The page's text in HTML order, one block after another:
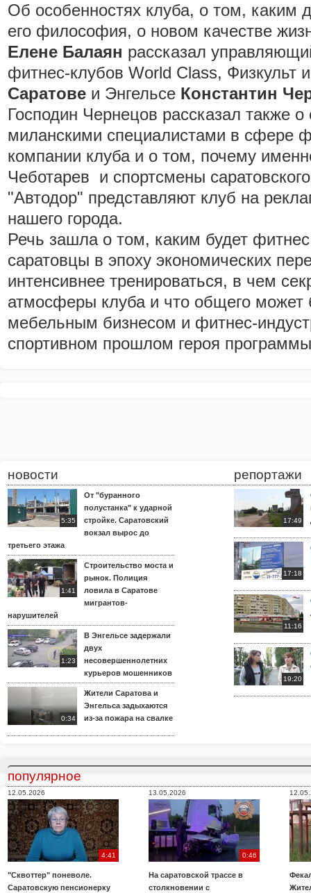
Об особенностях клуба, о том, каким
его философия, о новом качестве
Елене Балаян рассказал
фитнес-клубов World Class, Физкульт
Саратове и Энгельсе Константин
Господин Чернецов рассказал также о
миланскими специалистами в сфере
компании клуба и о том, почему
Чеботарев и спортсмены
"Автодор" представляют клуб на
нашего города.
Речь зашла о том, каким будет
саратовцы в эпоху экономических
интенсивнее тренироваться, в чем
атмосферы клуба и что общего
мебельным бизнесом и фитнес-
спортивном прошлом героя
новости
5:35
От "буранного
полустанка" к ударной
стройке. Саратовский
вокзал вырос до
третьего этажа
1:41
Строительство моста и
рынок. Полиция
ловила в Саратове
мигрантов-
нарушителей
1:23
В Энгельсе задержали
двух
несовершеннолетних
курьеров мошенников
0:34
Жители Саратова и
Энгельса задыхаются
из-за пожара на свалке
репортажи
17:49
17:18
11:16
19:20
популярное
12.05.2026
4:41
"Сквоттер" поневоле.
Саратовскую пенсионерку
13.05.2026
0:46
На саратовской трассе в
столкновении с